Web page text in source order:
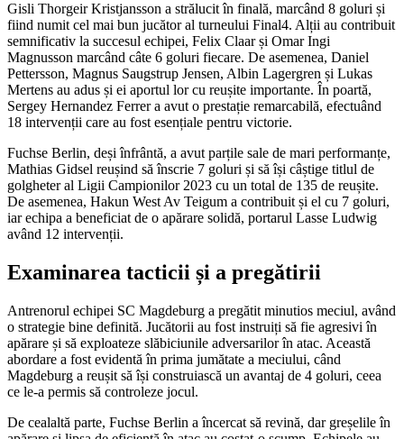
Gisli Thorgeir Kristjansson a strălucit în finală, marcând 8 goluri și
fiind numit cel mai bun jucător al turneului Final4. Alții au contribuit
semnificativ la succesul echipei, Felix Claar și Omar Ingi
Magnusson marcând câte 6 goluri fiecare. De asemenea, Daniel
Pettersson, Magnus Saugstrup Jensen, Albin Lagergren și Lukas
Mertens au adus și ei aportul lor cu reușite importante. În poartă,
Sergey Hernandez Ferrer a avut o prestație remarcabilă, efectuând
18 intervenții care au fost esențiale pentru victorie.
Fuchse Berlin, deși înfrântă, a avut parțile sale de mari performanțe,
Mathias Gidsel reușind să înscrie 7 goluri și să își câștige titlul de
golgheter al Ligii Campionilor 2023 cu un total de 135 de reușite.
De asemenea, Hakun West Av Teigum a contribuit și el cu 7 goluri,
iar echipa a beneficiat de o apărare solidă, portarul Lasse Ludwig
având 12 intervenții.
Examinarea tacticii și a pregătirii
Antrenorul echipei SC Magdeburg a pregătit minutios meciul, având
o strategie bine definită. Jucătorii au fost instruiți să fie agresivi în
apărare și să exploateze slăbiciunile adversarilor în atac. Această
abordare a fost evidentă în prima jumătate a meciului, când
Magdeburg a reușit să își construiască un avantaj de 4 goluri, ceea
ce le-a permis să controleze jocul.
De cealaltă parte, Fuchse Berlin a încercat să revină, dar greșelile în